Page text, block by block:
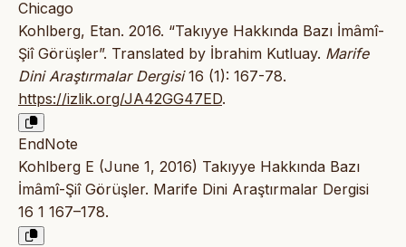
Chicago
Kohlberg, Etan. 2016. “Takıyye Hakkında Bazı İmâmî-
Şiî Görüşler”. Translated by İbrahim Kutluay. Marife
Dini Araştırmalar Dergisi16 (1): 167-78.
https://izlik.org/JA42GG47ED.
EndNote
Kohlberg E (June 1, 2016) Takıyye Hakkında Bazı
İmâmî-Şiî Görüşler. Marife Dini Araştırmalar Dergisi
16 1 167–178.